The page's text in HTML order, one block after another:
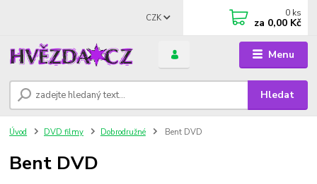
Menu
CZK
Hledat
0 ks
za 0,00 Kč
Úvod DVD filmy Dobrodružné Bent DVD
Bent DVD